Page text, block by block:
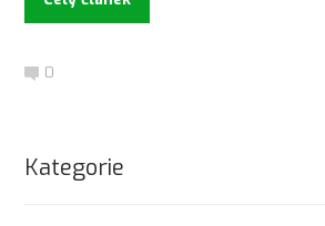
0
Kategorie